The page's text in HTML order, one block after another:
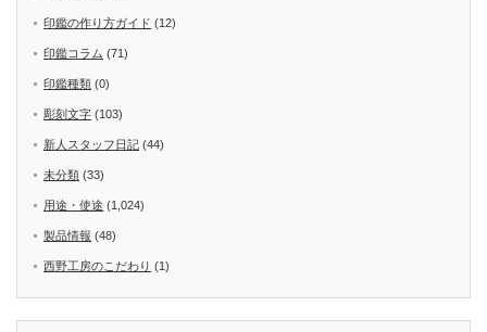
印鑑の作り方ガイド (12)
印鑑コラム (71)
印鑑種類 (0)
彫刻文字 (103)
新人スタッフ日記 (44)
未分類 (33)
用途・使途 (1,024)
製品情報 (48)
西野工房のこだわり (1)